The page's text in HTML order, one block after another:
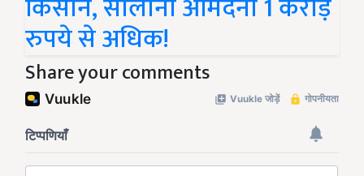
किसान, सालाना आमदनी 1 करोड़
रुपये से अधिक!
Share your comments